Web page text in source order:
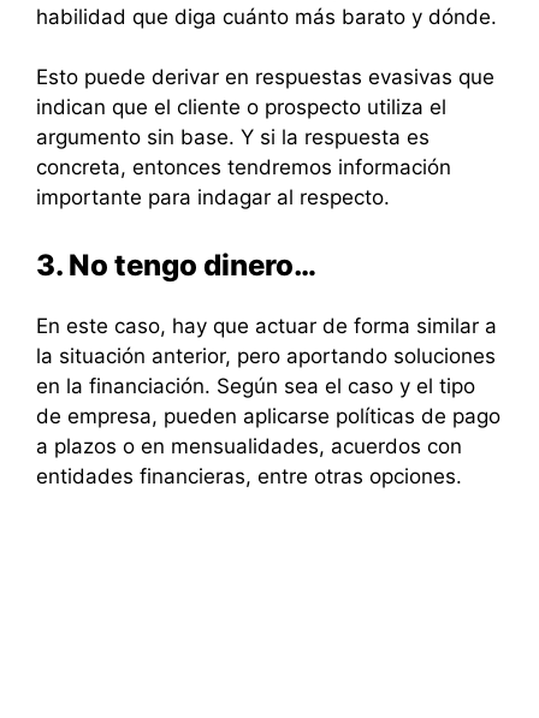
habilidad que diga cuánto más barato y dónde.
Esto puede derivar en respuestas evasivas que
indican que el cliente o prospecto utiliza el
argumento sin base. Y si la respuesta es
concreta, entonces tendremos información
importante para indagar al respecto.
3. No tengo dinero…
En este caso, hay que actuar de forma similar a
la situación anterior, pero aportando soluciones
en la financiación. Según sea el caso y el tipo
de empresa, pueden aplicarse políticas de pago
a plazos o en mensualidades, acuerdos con
entidades financieras, entre otras opciones.